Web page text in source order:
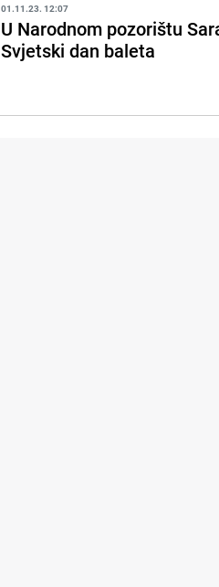
01.11.23. 12:07
U Narodnom pozorištu
Svjetski dan baleta